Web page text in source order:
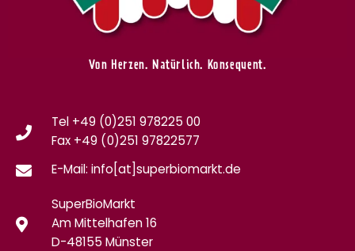
Von Herzen. Natürlich. Konsequent.
Tel +49 (0)251 978225 00
Fax +49 (0)251 97822577
E-Mail: info[at]superbiomarkt.de
SuperBioMarkt
Am Mittelhafen 16
D-48155 Münster